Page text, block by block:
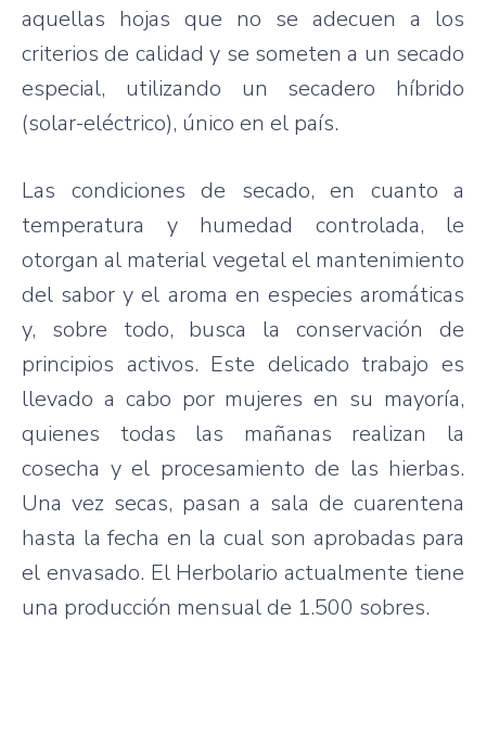
aquellas hojas que no se adecuen a los
criterios de calidad y se someten a un secado
especial, utilizando un secadero híbrido
(solar-eléctrico), único en el país.
Las condiciones de secado, en cuanto a
temperatura y humedad controlada, le
otorgan al material vegetal el mantenimiento
del sabor y el aroma en especies aromáticas
y, sobre todo, busca la conservación de
principios activos. Este delicado trabajo es
llevado a cabo por mujeres en su mayoría,
quienes todas las mañanas realizan la
cosecha y el procesamiento de las hierbas.
Una vez secas, pasan a sala de cuarentena
hasta la fecha en la cual son aprobadas para
el envasado. El Herbolario actualmente tiene
una producción mensual de 1.500 sobres.